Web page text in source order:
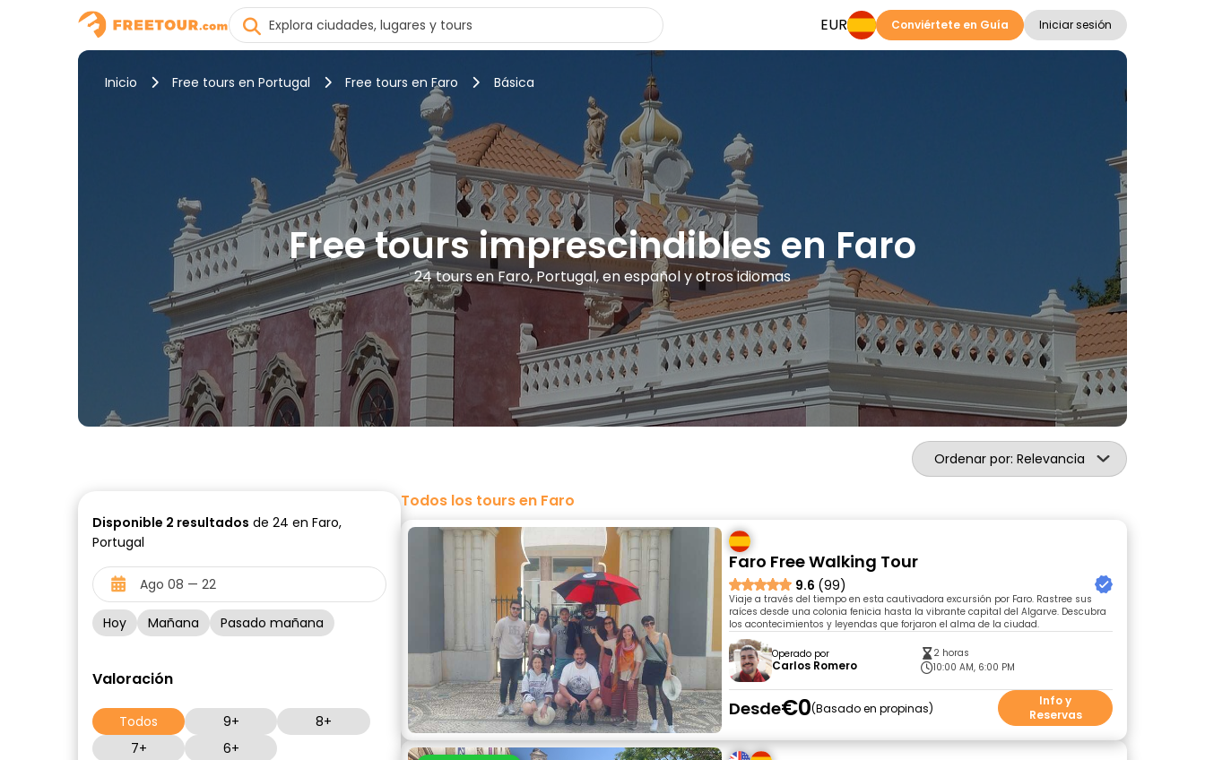
EUR Conviértete en Guía Iniciar sesión
Inicio Free tours en Portugal Free tours en Faro Básica
Free tours imprescindibles en Faro
24 tours en Faro, Portugal, en español y otros idiomas
Ordenar por: Relevancia
Disponible 2 resultados de 24 en Faro,
Portugal
Hoy Mañana Pasado mañana
Valoración
Todos 9+
8+
7+
6+
Todos los tours en Faro
Faro Free Walking Tour
9.6 (99)
Viaje a través del tiempo en esta cautivadora excursión por Faro. Rastree sus
raíces desde una colonia fenicia hasta la vibrante capital del Algarve. Descubra
los acontecimientos y leyendas que forjaron el alma de la ciudad.
Operado por
Carlos Romero
2 horas
10:00 AM, 6:00 PM
Desde€0 Basado en propinas
Info y
Reservas